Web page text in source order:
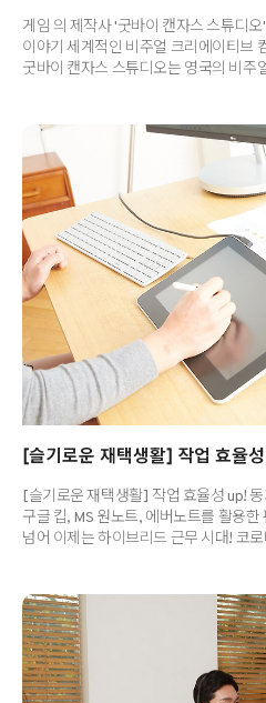
게임 의 제작사 '굿바이 캔자스 스튜디
이야기 세계적인 비주얼 크리에이티브
굿바이 캔자스 스튜디오는 영국의 비주
전세계 주요 지역에 스튜디오와 사무실
포함해 미국 드라마 , , 영화 등 다양한
팬데믹으로 굿바이 캔자스 스튜디오 역
시행했는데요. 오늘은 이 곳의 캐릭터
이야기를 소개합니다. 그는 모델링, 텍
[슬기로운 재택생활] 작업 효율성 up!
구글 킵, MS 원노트, 에버노트를 활용
넘어 이제는 하이브리드 근무 시대! 코
따라 여러 기기를 넘나들며 근무하는
시간에 데스크탑에 저장해 둔 아이디어
PC에 저장되어 있어서 고생했거나, 노
스마트폰으로 편집해야 하는데 열 수 없
지금 소개하는 3가지의 노트 프로그램